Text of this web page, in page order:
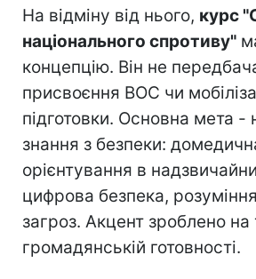
На відміну від нього, курс
національного спротиву"
концепцію. Він не
присвоєння ВОС чи
підготовки. Основна мета -
знання з безпеки:
орієнтування в
цифрова безпека,
загроз. Акцент зроблено на
громадянській готовності.